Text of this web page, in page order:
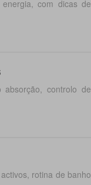
com dicas de
controlo de
rotina de banho